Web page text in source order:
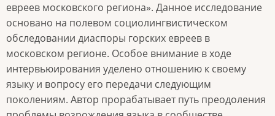
евреев московского региона». Данное исследование
основано на полевом социолингвистическом
обследовании диаспоры горских евреев в
московском регионе. Особое внимание в ходе
интервьюирования уделено отношению к своему
языку и вопросу его передачи следующим
поколениям. Автор прорабатывает путь преодоления